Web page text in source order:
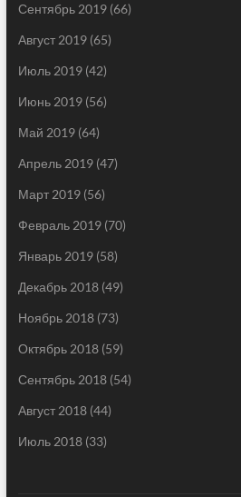
Сентябрь 2019(66)
Август 2019(65)
Июль 2019(42)
Июнь 2019(56)
Май 2019(64)
Апрель 2019(47)
Март 2019(56)
Февраль 2019(70)
Январь 2019(58)
Декабрь 2018(49)
Ноябрь 2018(73)
Октябрь 2018(59)
Сентябрь 2018(54)
Август 2018(44)
Июль 2018(33)